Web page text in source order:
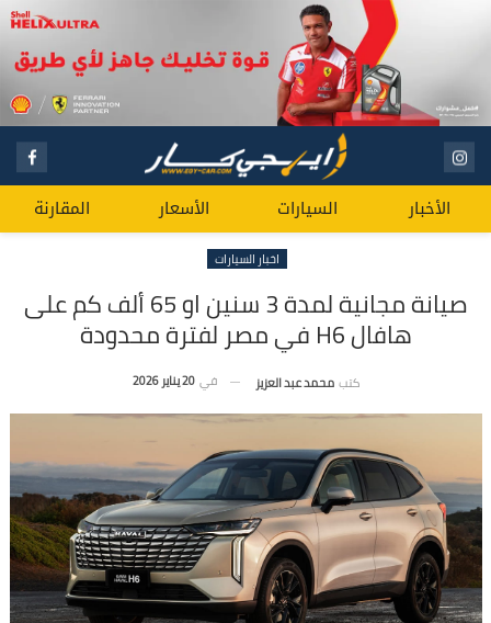
الأخبار السيارات الأسعار المقارنة
اخبار السيارات
صيانة مجانية لمدة 3 سنين او 65 ألف كم على
هافال H6 في مصر لفترة محدودة
كتب محمد عبد العزيز في 20 يناير 2026